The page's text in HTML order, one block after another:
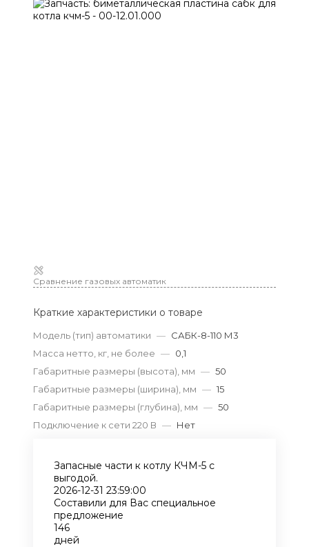
Сравнение газовых автоматик
Краткие характеристики о товаре
Модель (тип) автоматики — САБК-8-110 М3
Масса нетто, кг, не более — 0,1
Габаритные размеры (высота), мм — 50
Габаритные размеры (ширина), мм — 15
Габаритные размеры (глубина), мм — 50
Подключение к сети 220 В — Нет
Запасные части к котлу КЧМ-5 с
выгодой.
2026-12-31 23:59:00
Составили для Вас специальное
предложение
146
дней